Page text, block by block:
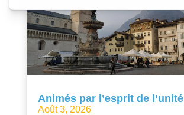
Animés par l’esprit de l’unité
Août 3, 2026